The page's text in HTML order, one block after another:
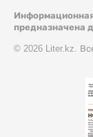
предназначена
© 2026 Liter.kz.